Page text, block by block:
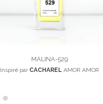
MALINA-529
Inspiré par CACHAREL AMOR AMOR